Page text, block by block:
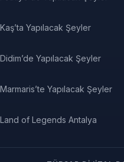
Kaş’ta Yapılacak Şeyler
Didim’de Yapılacak Şeyler
Marmaris’te Yapılacak Şeyler
Land of Legends Antalya